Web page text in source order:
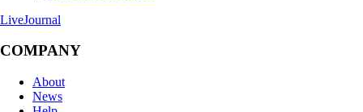
LiveJournal
COMPANY
About
News